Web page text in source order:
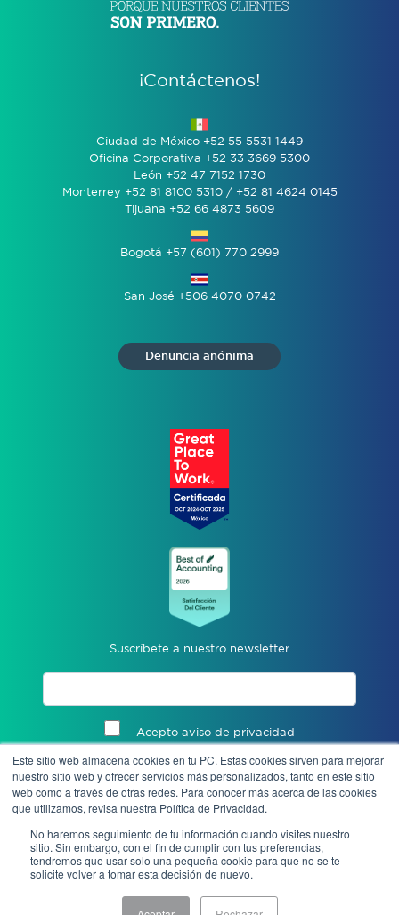
Este sitio web almacena cookies en tu PC. Estas cookies sirven para mejorar
nuestro sitio web y ofrecer servicios más personalizados, tanto en este sitio
web como a través de otras redes. Para conocer más acerca de las cookies
que utilizamos, revisa nuestra Política de Privacidad.
No haremos seguimiento de tu información cuando visites nuestro
sitio. Sin embargo, con el fin de cumplir con tus preferencias,
tendremos que usar solo una pequeña cookie para que no se te
solicite volver a tomar esta decisión de nuevo.
¡Contáctenos!
Ciudad de México +52 55 5531 1449
Oficina Corporativa +52 33 3669 5300
León +52 47 7152 1730
Monterrey +52 81 8100 5310 / +52 81 4624 0145
Tijuana +52 66 4873 5609
Bogotá +57 (601) 770 2999
San José +506 4070 0742
Denuncia anónima
Suscríbete a nuestro newsletter
Acepto aviso de privacidad
Enviar